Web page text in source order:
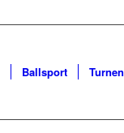
Ballsport Turnen